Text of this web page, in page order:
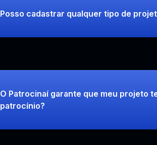
Posso cadastrar qualquer tipo de
O Patrocinaí garante que meu projeto
patrocínio?